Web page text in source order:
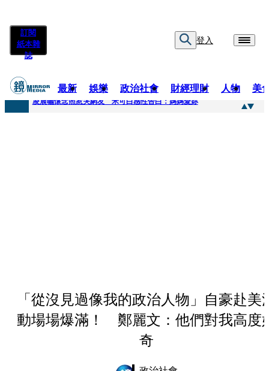
訂閱
紙本雜
誌
登入
最新 娛樂 政治社會 財經理財 人物 美
快訊
凌晨曬懷念照惹哭網友 米可白感性告白：媽媽愛妳
「從沒見過像我的政治人物」自豪赴美
動場場爆滿！ 鄭麗文：他們對我高度
奇